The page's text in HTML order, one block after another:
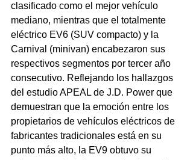
clasificado como el mejor vehículo
mediano, mientras que el totalmente
eléctrico EV6 (SUV compacto) y la
Carnival (minivan) encabezaron sus
respectivos segmentos por tercer año
consecutivo. Reflejando los hallazgos
del estudio APEAL de J.D. Power que
demuestran que la emoción entre los
propietarios de vehículos eléctricos de
fabricantes tradicionales está en su
punto más alto, la EV9 obtuvo su